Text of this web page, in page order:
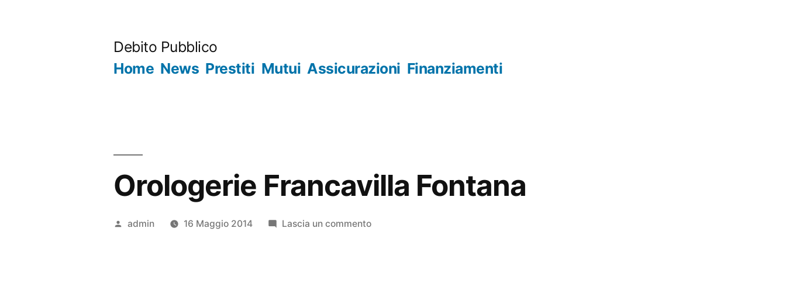
Debito Pubblico
Home News Prestiti Mutui Assicurazioni Finanziamenti
Orologerie Francavilla Fontana
Pubblicato
admin 16 Maggio 2014 Lascia un commentosu